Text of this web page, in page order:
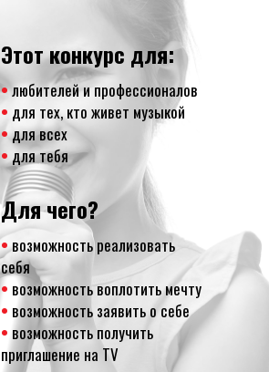
•любителей и профессионалов
• для тех, кто живет музыкой
•для всех
• для тебя
Этот конкурс для:
•возможность реализовать
себя
• возможность воплотить мечту
• возможность заявить о себе
• возможность получить
приглашение на TV
Для чего?